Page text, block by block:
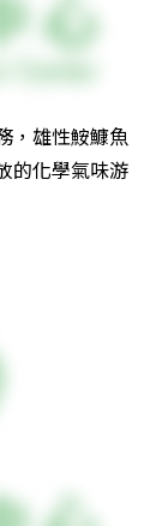
，雄性鮟鱇魚
的化學氣味游